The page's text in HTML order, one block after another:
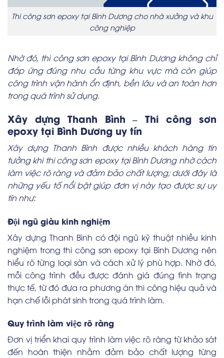
Thi công sơn epoxy tại Bình Dương cho nhà xưởng và khu
công nghiệp
Nhờ đó, thi công sơn epoxy tại Bình Dương không chỉ
đáp ứng đúng nhu cầu từng khu vực mà còn giúp
công trình vận hành ổn định, bền lâu và an toàn hơn
trong quá trình sử dụng.
Xây dựng Thanh Bình – Thi công sơn
epoxy tại Bình Dương uy tín
Xây dựng Thanh Bình được nhiều khách hàng tin
tưởng khi thi công sơn epoxy tại Bình Dương nhờ cách
làm việc rõ ràng và đảm bảo chất lượng; dưới đây là
những yếu tố nổi bật giúp đơn vị này tạo được sự uy
tín như:
Đội ngũ giàu kinh nghiệm
Xây dựng Thanh Bình có đội ngũ kỹ thuật nhiều kinh
nghiệm trong thi công sơn epoxy tại Bình Dương nên
hiểu rõ từng loại sàn và cách xử lý phù hợp. Nhờ đó,
mỗi công trình đều được đánh giá đúng tình trạng
thực tế, từ đó đưa ra phương án thi công hiệu quả và
hạn chế lỗi phát sinh trong quá trình làm.
Quy trình làm việc rõ ràng
Đơn vị triển khai quy trình làm việc rõ ràng từ khảo sát
đến hoàn thiện nhằm đảm bảo chất lượng từng